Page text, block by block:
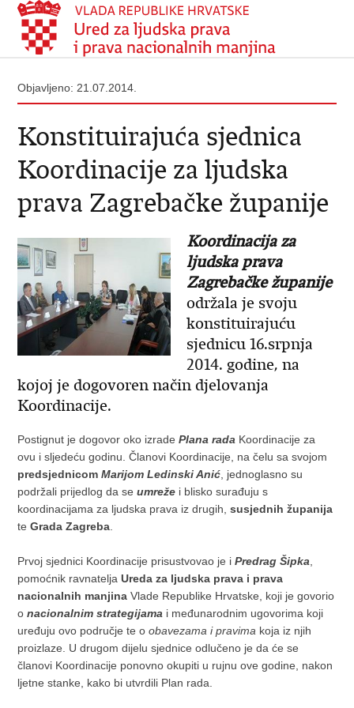
Objavljeno: 21.07.2014.
Konstituirajuća sjednica
Koordinacije za ljudska
prava Zagrebačke županije
Koordinacija za
ljudska prava
Zagrebačke županije
održala je svoju
konstituirajuću
sjednicu 16.srpnja
2014. godine, na
kojoj je dogovoren način djelovanja
Koordinacije.
Postignut je dogovor oko izradePlana rada Koordinacije za
ovu i sljedeću godinu. Članovi Koordinacije, na čelu sa svojom
predsjednicom Marijom Ledinski Anić , jednoglasno su
podržali prijedlog da seumreže i blisko surađuju s
koordinacijama za ljudska prava iz drugih,susjednih županija
teGrada Zagreba
Prvoj sjednici Koordinacije prisustvovao je iPredrag Šipka
pomoćnik ravnateljaUreda za ljudska prava i prava
nacionalnih manjina Vlade Republike Hrvatske, koji je govorio
onacionalnim strategijama i međunarodnim ugovorima koji
uređuju ovo područje te o obavezama i pravima koja iz njih
proizlaze. U drugom dijelu sjednice odlučeno je da će se
članovi Koordinacije ponovno okupiti u rujnu ove godine, nakon
ljetne stanke, kako bi utvrdili Plan rada.